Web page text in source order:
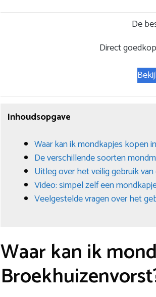
De
Direct
Inhoudsopgave
Waar kan ik mondkapjes kopen
De verschillende soorten
Uitleg over het veilig gebruik
Video: simpel zelf een
Veelgestelde vragen over het
Waar kan ik